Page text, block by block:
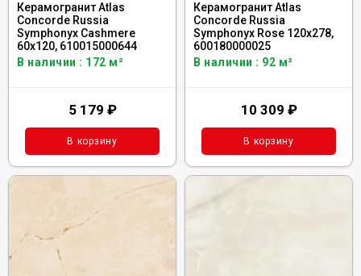
Керамогранит Atlas
Concorde Russia
Symphonyx Cashmere
60x120, 610015000644
В наличии : 172 м²
5 179 ₽
В корзину
Керамогранит Atlas
Concorde Russia
Symphonyx Rose 120x278,
600180000025
В наличии : 92 м²
10 309 ₽
В корзину